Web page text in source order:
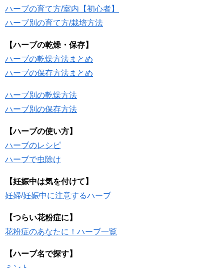
ハーブの育て方/室内【初心者】
ハーブ別の育て方/栽培方法
【ハーブの乾燥・保存】
ハーブの乾燥方法まとめ
ハーブの保存方法まとめ
ハーブ別の乾燥方法
ハーブ別の保存方法
【ハーブの使い方】
ハーブのレシピ
ハーブで虫除け
【妊娠中は気を付けて】
妊婦/妊娠中に注意するハーブ
【つらい花粉症に】
花粉症のあなたに！ハーブ一覧
【ハーブ名で探す】